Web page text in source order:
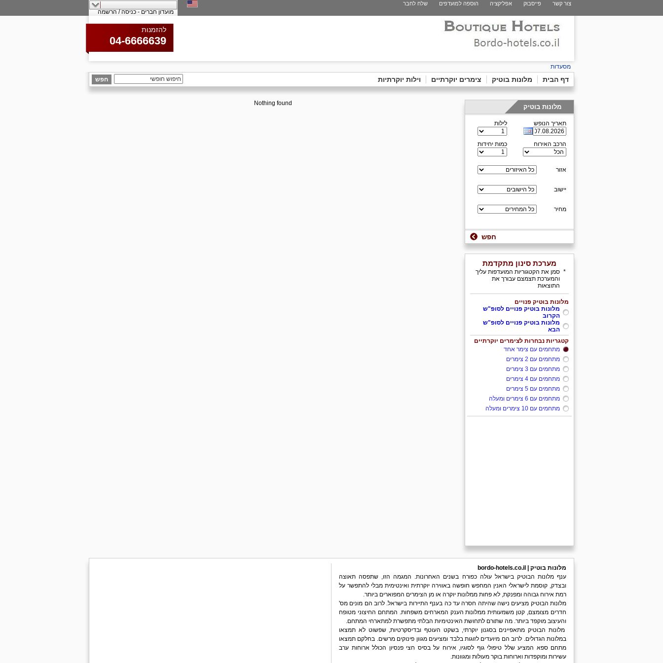
מועדון חברים - כניסה / הרשמה
צור קשר פייסבוק אפליקציה הוספה למועדפים שלח לחבר
להזמנות
04-6666639
מסעדות
דף הבית מלונות בוטיק צימרים יוקרתיים וילות יוקרתיות חפש
מלונות בוטיק
תאריך הנופש לילות
הרכב האירוח כמות יחידות
אזור
יישוב
מחיר
חפש
מערכת סינון מתקדמת
* סמן את הקטגוריות המועדפות עליך
והמערכת תצמצם עבורך את
התוצאות
מלונות בוטיק פנויים
מלונות בוטיק פנויים לסופ"ש
הקרוב
מלונות בוטיק פנויים לסופ"ש
הבא
קטגריות נבחרות לצימרים יוקרתיים
מתחמים עם צימר אחד
מתחמים עם 2 צימרים
מתחמים עם 3 צימרים
מתחמים עם 4 צימרים
מתחמים עם 5 צימרים
מתחמים עם 6 צימרים ומעלה
מתחמים עם 10 צימרים ומעלה
Nothing found
מלונות בוטיק | bordo-hotels.co.il
ענף מלונות הבוטיק בישראל עולה כפורח בשנים האחרונות. המגמה הזו, שתפסה תאוצה
ובצדק, קוסמת לישראלי האנין המחפש חופשה באווירה יוקרתית ואינטימית מבלי להתפשר על
רמת אירוח גבוהה ומפנקת, לא פחות ממלונות יוקרה או מן הצימרים המפוארים ביותר.
מלונות הבוטיק מציעים נישה שהיתה חסרה עד כה בענף התיירות בישראל. לרוב הם מונים מס'
חדרים מצומצם, קטן משמעותית ממלונות הענק המארחים משפחות. המתחם החיצוני מטופח
והעיצוב מוקפד ביותר. מה שתורם לתחושת האינטימיות הבלתי מתפשרת למתארחי המתחם.
מלונות הבוטיק מתאפיינים בסגנון יוקרתי, בשקט העוטף ובדיסקרטיות, שפשוט לא תמצאו
במלונות הגדולים. לרוב הם מיועדים לזוגות בלבד ומציעים מגוון פינוקים מרשים. בחלקם תמצאו
מתחם ספא המציע שלל טיפולי גוף לסוגיו, אירוח על בסיס חצי פנסיון הכולל ארוחות ערב
עשירות ומוקפדות וארוחות בוקר מעולות ומגוונות.